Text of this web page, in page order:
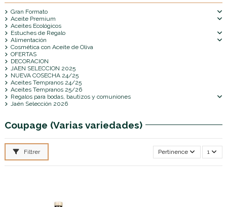
Coupage (Varias variedades)
Filtrer Pertinence 1
Gran Formato
Aceite Premium
Aceites Ecológicos
Estuches de Regalo
Alimentación
Cosmética con Aceite de Oliva
OFERTAS
DECORACION
JAEN SELECCION 2025
NUEVA COSECHA 24/25
Aceites Tempranos 24/25
Aceites Tempranos 25/26
Regalos para bodas, bautizos y comuniones
Jaén Selección 2026